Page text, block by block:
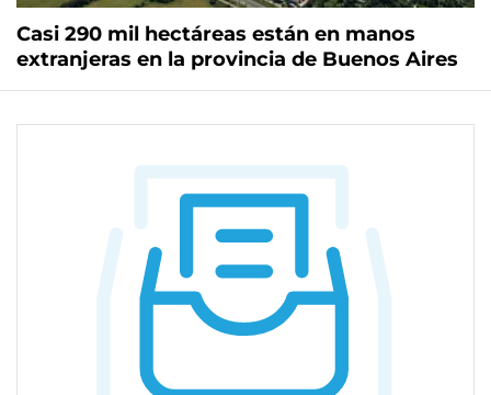
Casi 290 mil hectáreas están en manos
extranjeras en la provincia de Buenos Aires